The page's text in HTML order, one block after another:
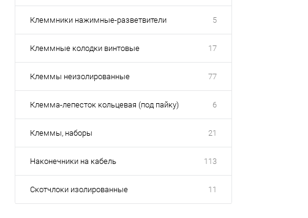
Клеммники нажимные-разветвители 5
Клеммные колодки винтовые 17
Клеммы неизолированные 77
Клемма-лепесток кольцевая (под пайку) 6
Клеммы, наборы 21
Наконечники на кабель 113
Скотчлоки изолированные 11